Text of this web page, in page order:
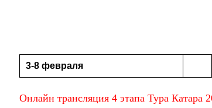
3-8 февраля
Онлайн трансляция 4 этапа Тура Катара